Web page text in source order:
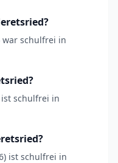
war schulfrei in
ist schulfrei in
ist schulfrei in